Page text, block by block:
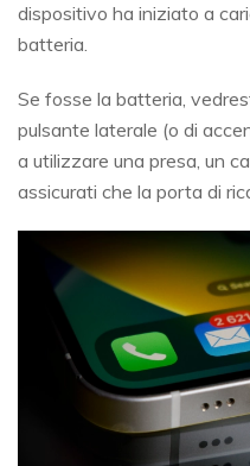
dispositivo ha iniziato a
batteria.
Se fosse la batteria,
pulsante laterale (o di
a utilizzare una presa, un
assicurati che la porta di